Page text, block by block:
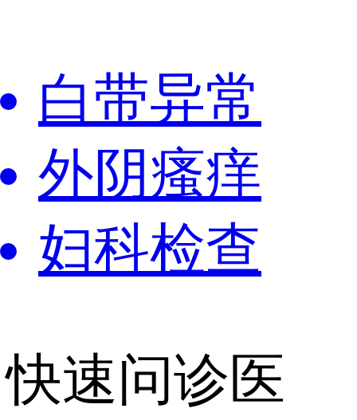
白带异常
外阴瘙痒
妇科检查
快速问诊医